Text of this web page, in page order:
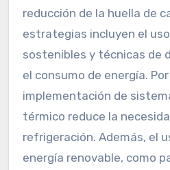
reducción de la huella de
estrategias incluyen el
sostenibles y técnicas de
el consumo de energía.
implementación de
térmico reduce la
refrigeración. Además, el
energía renovable, como